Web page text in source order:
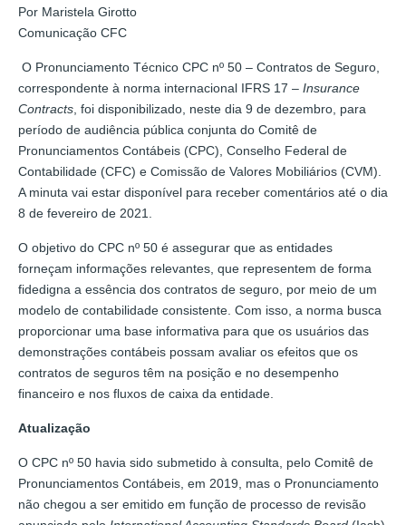
Por Maristela Girotto
Comunicação CFC
O Pronunciamento Técnico CPC nº 50 – Contratos de Seguro,
correspondente à norma internacional IFRS 17 – Insurance
Contracts , foi disponibilizado, neste dia 9 de dezembro, para
período de audiência pública conjunta do Comitê de
Pronunciamentos Contábeis (CPC), Conselho Federal de
Contabilidade (CFC) e Comissão de Valores Mobiliários (CVM).
A minuta vai estar disponível para receber comentários até o dia
8 de fevereiro de 2021.
O objetivo do CPC nº 50 é assegurar que as entidades
forneçam informações relevantes, que representem de forma
fidedigna a essência dos contratos de seguro, por meio de um
modelo de contabilidade consistente. Com isso, a norma busca
proporcionar uma base informativa para que os usuários das
demonstrações contábeis possam avaliar os efeitos que os
contratos de seguros têm na posição e no desempenho
financeiro e nos fluxos de caixa da entidade.
Atualização
O CPC nº 50 havia sido submetido à consulta, pelo Comitê de
Pronunciamentos Contábeis, em 2019, mas o Pronunciamento
não chegou a ser emitido em função de processo de revisão